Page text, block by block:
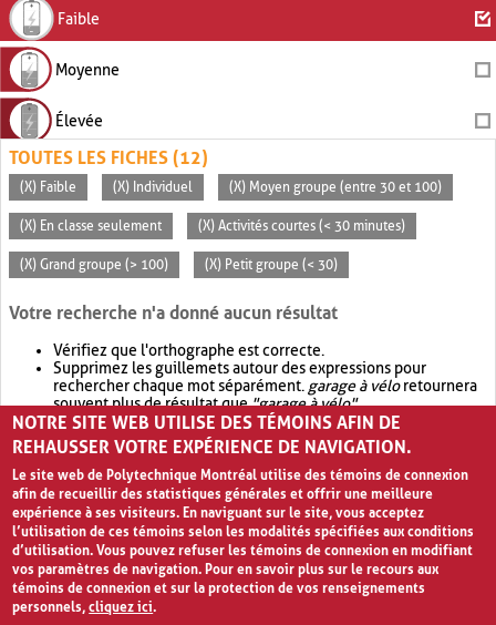
Faible
Moyenne
Élevée
TOUTES LES FICHES (12)
(X) Faible (X) Individuel (X) Moyen groupe (entre 30 et 100)
(X) En classe seulement (X) Activités courtes (< 30 minutes)
(X) Grand groupe (> 100) (X) Petit groupe (< 30)
Votre recherche n'a donné aucun résultat
Vérifiez que l'orthographe est correcte.
Supprimez les guillemets autour des expressions pour
rechercher chaque mot séparément. garage à véloretournera
souvent plus de résultat que"garage à vélo".
Envisagez d'élargir votre recherche avec OR.garage OR vélo
retournera souvent plus de résultat quegarage à vélo
NOTRE SITE WEB UTILISE DES TÉMOINS AFIN DE
REHAUSSER VOTRE EXPÉRIENCE DE NAVIGATION.
Le site web de Polytechnique Montréal utilise des témoins de connexion
afin de recueillir des statistiques générales et offrir une meilleure
expérience à ses visiteurs. En naviguant sur le site, vous acceptez
l’utilisation de ces témoins selon les modalités spécifiées aux conditions
d’utilisation. Vous pouvez refuser les témoins de connexion en modifiant
vos paramètres de navigation. Pour en savoir plus sur le recours aux
témoins de connexion et sur la protection de vos renseignements
personnels,cliquez ici.